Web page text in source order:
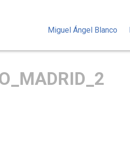
Miguel Ángel Blanco